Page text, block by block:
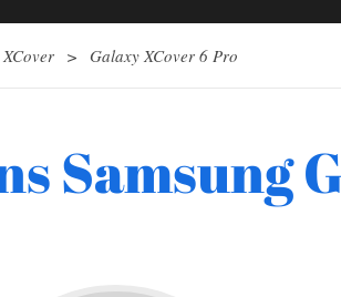
> Galaxy XCover 6 Pro
Samsung